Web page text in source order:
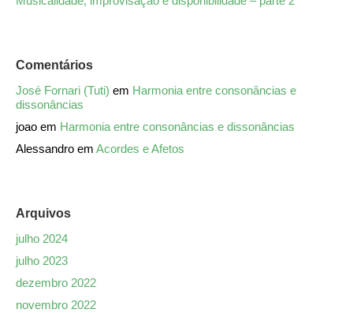
Comentários
José Fornari (Tuti) em Harmonia entre consonâncias e
dissonâncias
joao em Harmonia entre consonâncias e dissonâncias
Alessandro em Acordes e Afetos
Arquivos
julho 2024
julho 2023
dezembro 2022
novembro 2022